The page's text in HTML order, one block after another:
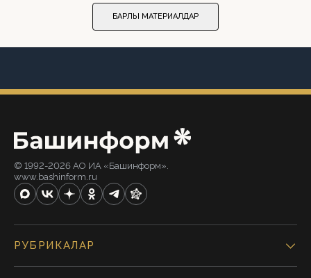
БАРЛЫҠ МАТЕРИАЛДАР
© 1992-2026 АО ИА «Башинформ».
www.bashinform.ru
РУБРИКАЛАР